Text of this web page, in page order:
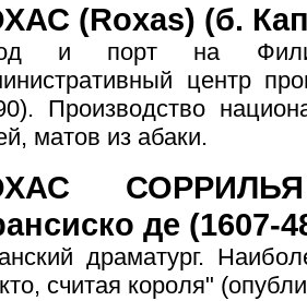
(Roxas) (б.
и порт на
центр
Производство
матов из абаки.
де (1607-
драматург.
считая короля"